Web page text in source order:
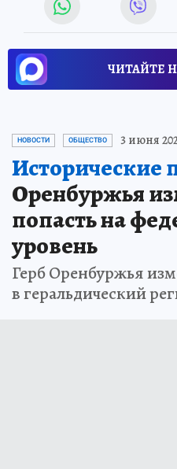
ЧИТАЙТЕ
НОВОСТИ ОБЩЕСТВО 3 июня
Исторические
Оренбуржья
попасть на
уровень
Герб Оренбуржья
в геральдический